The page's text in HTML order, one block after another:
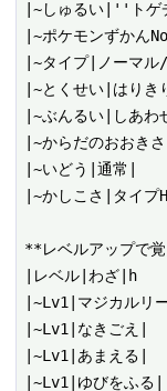
|~しゅるい|''トゲ
|~ポケモンずかん
|~タイプ|ノーマル
|~とくせい|はりき
|~ぶんるい|しあわ
|~からだのおおき
|~いどう|通常|
|~かしこさ|タイプ
**レベルアップで
|レベル|わざ|h
|~Lv1|マジカルリ
|~Lv1|なきごえ|
|~Lv1|あまえる|
|~Lv1|ゆびをふる|